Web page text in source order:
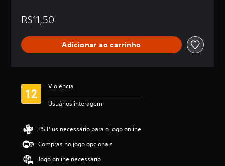
h
m
a
s
i
c
ç
ã
o
R$11,50
Adicionar ao carrinho
Violência
Usuários interagem
PS Plus necessário para o jogo online
Compras no jogo opcionais
Jogo online necessário